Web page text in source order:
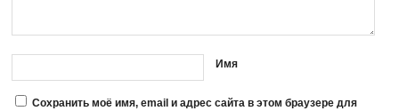
Имя
Сохранить моё имя, email и адрес сайта в этом браузере для